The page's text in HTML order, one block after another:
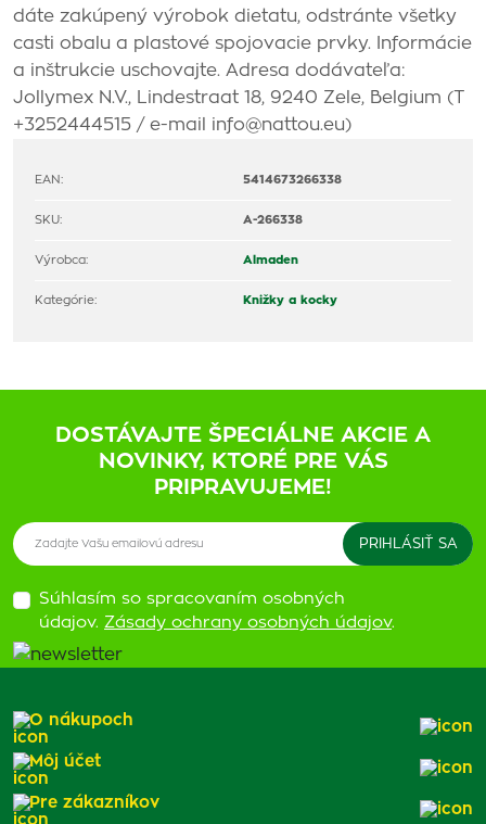
dáte zakúpený výrobok dietatu, odstránte všetky
casti obalu a plastové spojovacie prvky. Informácie
a inštrukcie uschovajte. Adresa dodávateľa:
Jollymex N.V., Lindestraat 18, 9240 Zele, Belgium (T
+3252444515 / e-mail info@nattou.eu)
EAN: 5414673266338
SKU: A-266338
Výrobca: Almaden
Kategórie: Knižky a kocky
DOSTÁVAJTE ŠPECIÁLNE AKCIE A
NOVINKY, KTORÉ PRE VÁS
PRIPRAVUJEME!
Súhlasím so spracovaním osobných
údajov. Zásady ochrany osobných údajov.
O nákupoch
Môj účet
Pre zákazníkov